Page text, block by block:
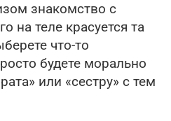
знакомство с
на теле красуется та
что-то
будете морально
или «сестру» с тем